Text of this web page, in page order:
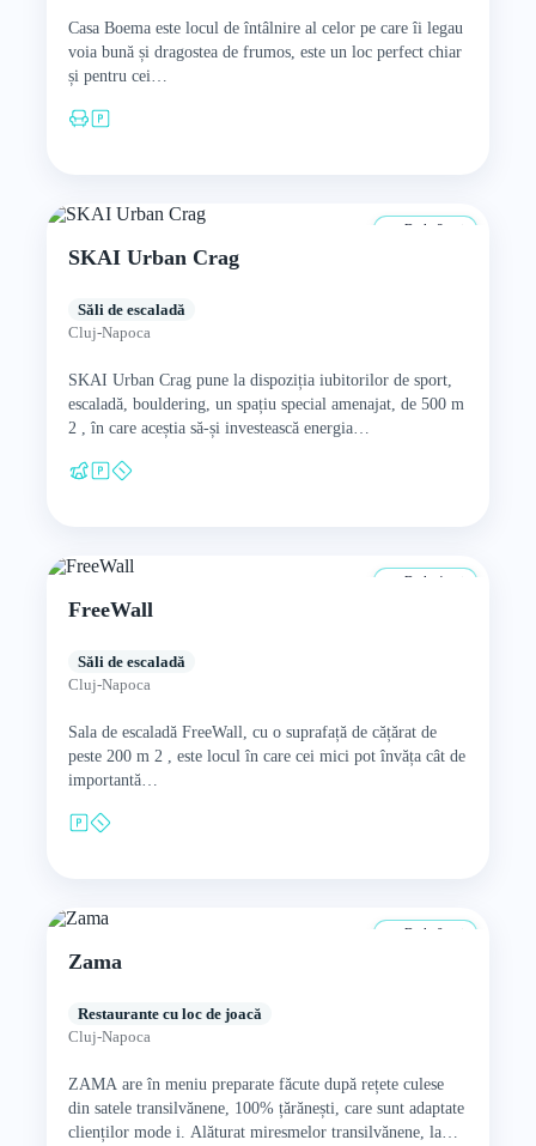
Casa Boema este locul de întâlnire al celor pe care îi legau
voia bună și dragostea de frumos, este un loc perfect chiar
și pentru cei…
De la 8 ani
SKAI Urban Crag
Săli de escaladă
Cluj-Napoca
SKAI Urban Crag pune la dispoziția iubitorilor de sport,
escaladă, bouldering, un spațiu special amenajat, de 500 m
2 , în care aceștia să-și investească energia…
De la 4 ani
FreeWall
Săli de escaladă
Cluj-Napoca
Sala de escaladă FreeWall, cu o suprafață de cățărat de
peste 200 m 2 , este locul în care cei mici pot învăța cât de
importantă…
De la 0 ani
Zama
Restaurante cu loc de joacă
Cluj-Napoca
ZAMA are în meniu preparate făcute după rețete culese
din satele transilvănene, 100% țărănești, care sunt adaptate
clienților mode i. Alăturat miresmelor transilvănene, la